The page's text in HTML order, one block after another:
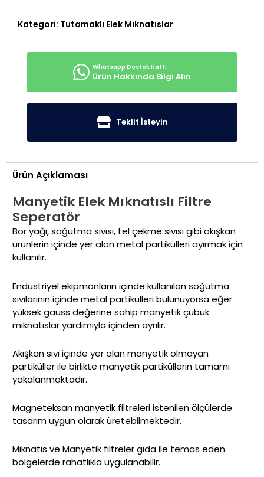
Kategori: Tutamaklı Elek Mıknatıslar
Ürün Hakkında Bilgi Alın
Teklif İsteyin
Ürün Açıklaması
Manyetik Elek Mıknatıslı Filtre
Seperatör
Bor yağı, soğutma sıvısı, tel çekme sıvısı gibi akışkan
ürünlerin içinde yer alan metal partikülleri ayırmak için
kullanılır.
Endüstriyel ekipmanların içinde kullanılan soğutma
sıvılarının içinde metal partikülleri bulunuyorsa eğer
yüksek gauss değerine sahip manyetik çubuk
mıknatıslar yardımıyla içinden ayrılır.
Akışkan sıvı içinde yer alan manyetik olmayan
partiküller ile birlikte manyetik partiküllerin tamamı
yakalanmaktadır.
Magneteksan manyetik filtreleri istenilen ölçülerde
tasarım uygun olarak üretebilmektedir.
Mıknatıs ve Manyetik filtreler gıda ile temas eden
bölgelerde rahatlıkla uygulanabilir.